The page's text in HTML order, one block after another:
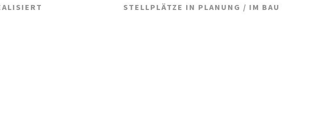
STELLPLÄTZE IN PLANUNG / IM BAU